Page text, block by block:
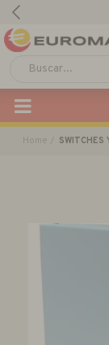
Home SWITCHES